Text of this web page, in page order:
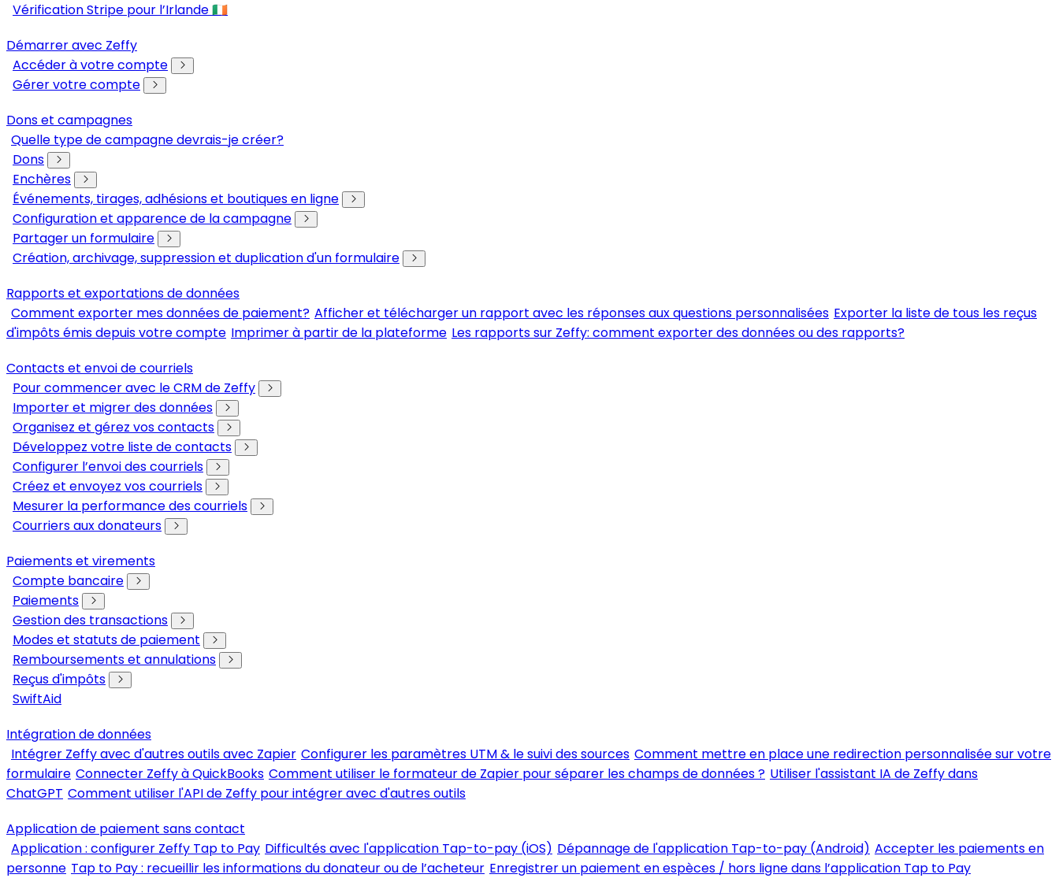
Vérification Stripe pour l’Irlande 🇮🇪
Démarrer avec Zeffy
Accéder à votre compte
Gérer votre compte
Dons et campagnes
Quelle type de campagne devrais-je créer?
Dons
Enchères
Événements, tirages, adhésions et boutiques en ligne
Configuration et apparence de la campagne
Partager un formulaire
Création, archivage, suppression et duplication d'un formulaire
Rapports et exportations de données
Comment exporter mes données de paiement? Afficher et télécharger un rapport avec les réponses aux questions personnalisées Exporter la liste de tous les reçus
d'impôts émis depuis votre compte Imprimer à partir de la plateforme Les rapports sur Zeffy: comment exporter des données ou des rapports?
Contacts et envoi de courriels
Pour commencer avec le CRM de Zeffy
Importer et migrer des données
Organisez et gérez vos contacts
Développez votre liste de contacts
Configurer l’envoi des courriels
Créez et envoyez vos courriels
Mesurer la performance des courriels
Courriers aux donateurs
Paiements et virements
Compte bancaire
Paiements
Gestion des transactions
Modes et statuts de paiement
Remboursements et annulations
Reçus d'impôts
SwiftAid
Intégration de données
Intégrer Zeffy avec d'autres outils avec Zapier Configurer les paramètres UTM & le suivi des sources Comment mettre en place une redirection personnalisée sur votre
formulaire Connecter Zeffy à QuickBooks Comment utiliser le formateur de Zapier pour séparer les champs de données ? Utiliser l'assistant IA de Zeffy dans
ChatGPT Comment utiliser l'API de Zeffy pour intégrer avec d'autres outils
Application de paiement sans contact
Application : configurer Zeffy Tap to Pay Difficultés avec l'application Tap-to-pay (iOS) Dépannage de l'application Tap-to-pay (Android) Accepter les paiements en
personne Tap to Pay : recueillir les informations du donateur ou de l’acheteur Enregistrer un paiement en espèces / hors ligne dans l’application Tap to Pay